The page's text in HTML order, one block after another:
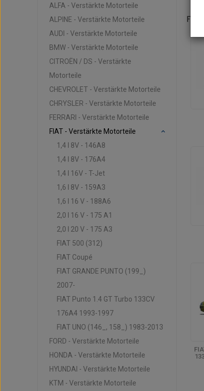
ALFA - Verstärkte Motorteile
ALPINE - Verstärkte Motorteile
AUDI - Verstärkte Motorteile
BMW - Verstärkte Motorteile
CITROËN / DS - Verstärkte
Motorteile
CHEVROLET - Verstärkte Motorteile
CHRYSLER - Verstärkte Motorteile
FERRARI - Verstärkte Motorteile
FIAT - Verstärkte Motorteile
1,4 l 8V - 146A8
1,4 l 8V - 176A4
1,4 l 16V - T-Jet
1,6 l 8V - 159A3
1,6 l 16 V - 188A6
2,0 l 16 V - 175 A1
2,0 l 20 V - 175 A3
FIAT 500 (312)
FIAT Coupé
FIAT GRANDE PUNTO (199_)
2007-
FIAT Punto 1.4 GT Turbo 133CV
176A4 1993-1997
FIAT UNO (146_, 158_) 1983-2013
FORD - Verstärkte Motorteile
HONDA - Verstärkte Motorteile
HYUNDAI - Verstärkte Motorteile
KTM - Verstärkte Motorteile